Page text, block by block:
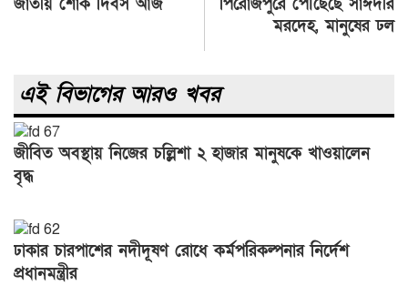
মরদেহ, মানুষের ঢল
এই বিভাগের আরও খবর
জীবিত অবস্থায় নিজের চল্লিশা ২ হাজার মানুষকে খাওয়ালেন
বৃদ্ধ
ঢাকার চারপাশের নদীদূষণ রোধে কর্মপরিকল্পনার নির্দেশ
প্রধানমন্ত্রীর